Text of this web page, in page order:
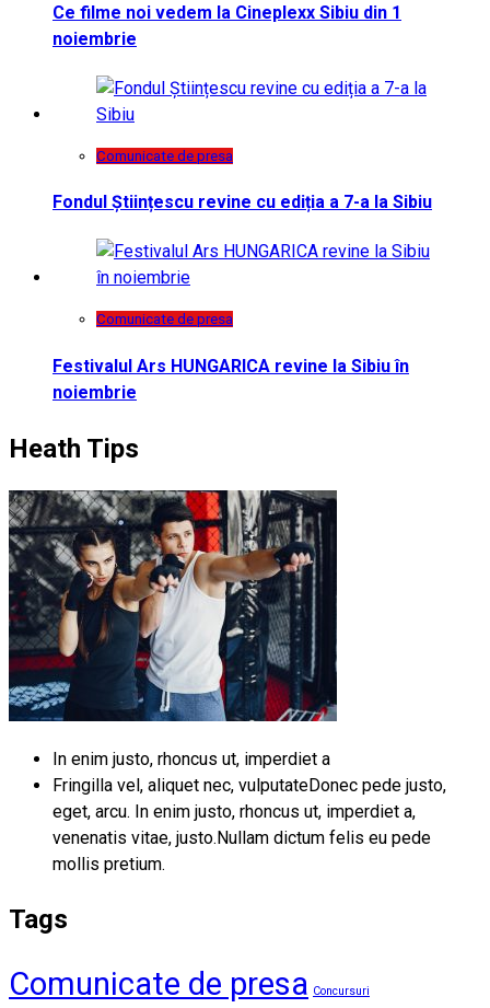
Ce filme noi vedem la Cineplexx Sibiu din 1
noiembrie
Comunicate de presa
Fondul Științescu revine cu ediția a 7-a la Sibiu
Comunicate de presa
Festivalul Ars HUNGARICA revine la Sibiu în
noiembrie
Heath Tips
In enim justo, rhoncus ut, imperdiet a
Fringilla vel, aliquet nec, vulputateDonec pede justo,
eget, arcu. In enim justo, rhoncus ut, imperdiet a,
venenatis vitae, justo.Nullam dictum felis eu pede
mollis pretium.
Tags
Comunicate de presa Concursuri